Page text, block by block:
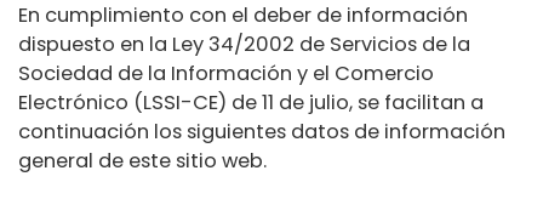
En cumplimiento con el deber de información
dispuesto en la Ley 34/2002 de Servicios de la
Sociedad de la Información y el Comercio
Electrónico (LSSI-CE) de 11 de julio, se facilitan a
continuación los siguientes datos de información
general de este sitio web.